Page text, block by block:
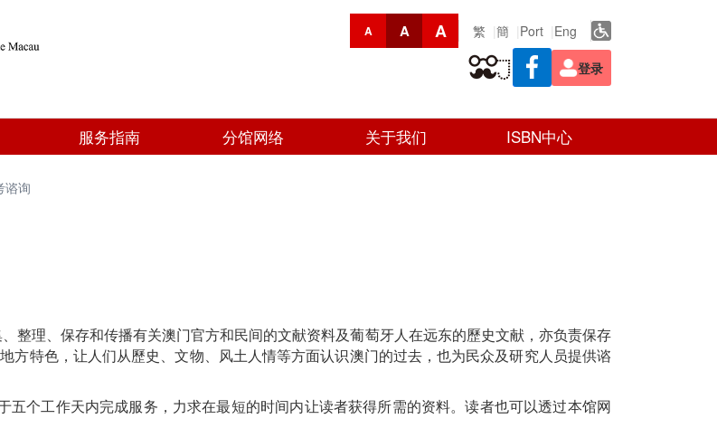
A A A 繁 簡 Port Eng
登录
服务指南 分馆网络 关于我们 ISBN中心
谘询
整理、保存和传播有关澳门官方和民间的文献资料及葡萄牙人在远东的歷史文献，亦负责保存
方特色，让人们从歷史、文物、风土人情等方面认识澳门的过去，也为民众及研究人员提供谘
五个工作天内完成服务，力求在最短的时间内让读者获得所需的资料。读者也可以透过本馆网